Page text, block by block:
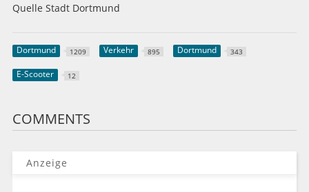
Quelle Stadt Dortmund
Dortmund 1209 Verkehr 895 Dortmund 343
E-Scooter 12
COMMENTS
Anzeige